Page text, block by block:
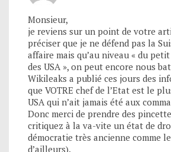
Monsieur,
je reviens sur un point de votre
préciser que je ne défend pas la
affaire mais qu’au niveau « du
des USA », on peut encore nous
Wikileaks a publié ces jours des
que VOTRE chef de l’Etat est le
USA qui n’ait jamais été aux
Donc merci de prendre des
critiquez à la va-vite un état de
démocratie très ancienne comme
d’ailleurs).